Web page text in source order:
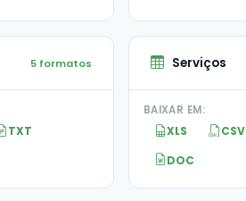
5 formatos
TXT
Serviços
BAIXAR EM:
XLS CSV
DOC